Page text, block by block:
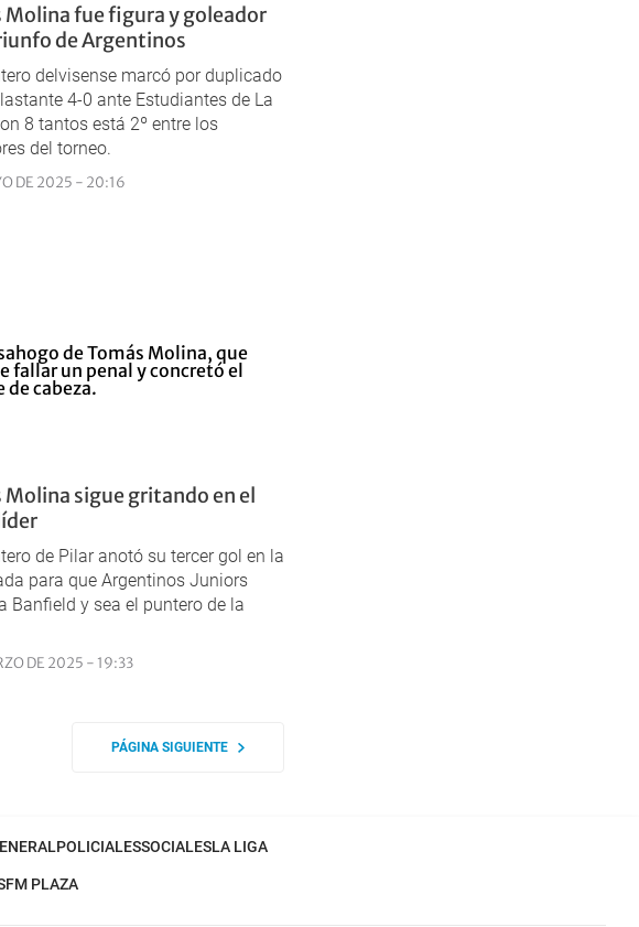
Molina fue figura y goleador
de Argentinos
delvisense marcó por duplicado
4-0 ante Estudiantes de La
8 tantos está 2º entre los
del torneo.
DE 2025 - 20:16
Molina sigue gritando en el
de Pilar anotó su tercer gol en la
para que Argentinos Juniors
Banfield y sea el puntero de la
DE 2025 - 19:33
PÁGINA SIGUIENTE
POLICIALESSOCIALESLA LIGA
FM PLAZA